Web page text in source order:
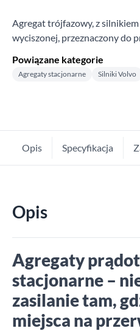
Agregat trójfazowy, z
wyciszonej, przeznaczony do
Powiązane kategorie
Agregaty stacjonarne Silniki Volvo
Opis Specyfikacja
Opis
Agregaty
stacjonarne –
zasilanie tam,
miejsca na